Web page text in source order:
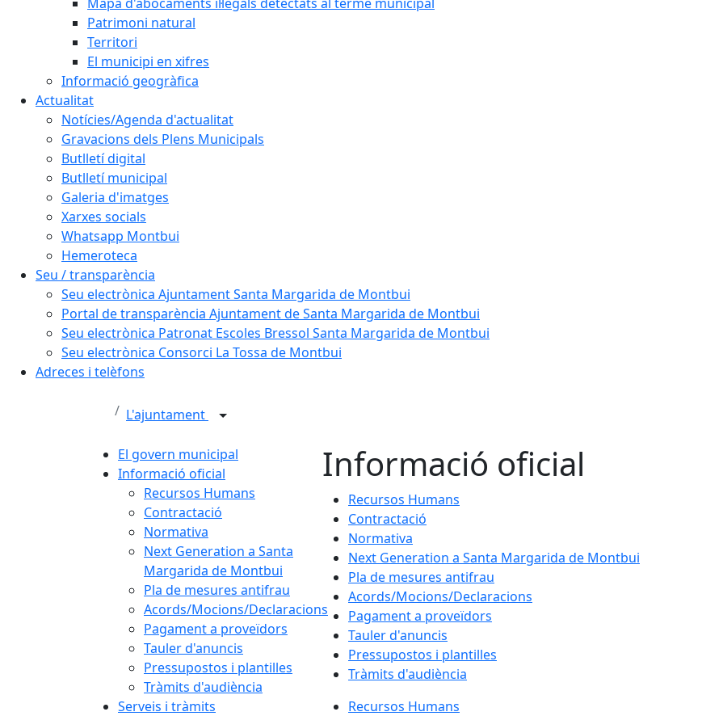
Patrimoni natural
Territori
El municipi en xifres
Informació geogràfica
Actualitat
Notícies/Agenda d'actualitat
Gravacions dels Plens Municipals
Butlletí digital
Butlletí municipal
Galeria d'imatges
Xarxes socials
Whatsapp Montbui
Hemeroteca
Seu / transparència
Seu electrònica Ajuntament Santa Margarida de Montbui
Portal de transparència Ajuntament de Santa Margarida de Montbui
Seu electrònica Patronat Escoles Bressol Santa Margarida de Montbui
Seu electrònica Consorci La Tossa de Montbui
Adreces i telèfons
L'ajuntament
El govern municipal
Informació oficial
Recursos Humans
Contractació
Normativa
Next Generation a Santa
Margarida de Montbui
Pla de mesures antifrau
Acords/Mocions/Declaracions
Pagament a proveïdors
Tauler d'anuncis
Pressupostos i plantilles
Tràmits d'audiència
Serveis i tràmits
Informació oficial
Recursos Humans
Contractació
Normativa
Next Generation a Santa Margarida de Montbui
Pla de mesures antifrau
Acords/Mocions/Declaracions
Pagament a proveïdors
Tauler d'anuncis
Pressupostos i plantilles
Tràmits d'audiència
Recursos Humans